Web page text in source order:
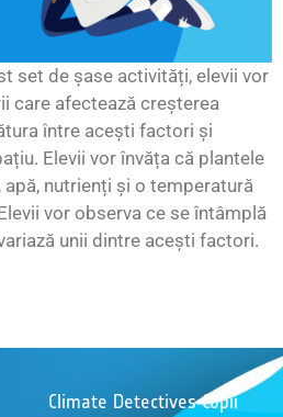
set de șase activități, elevii vor
care afectează creșterea
între acești factori și
Elevii vor învăța că plantele
apă, nutrienți și o temperatură
vor observa ce se întâmplă
unii dintre acești factori.
Climate Detectives Copii